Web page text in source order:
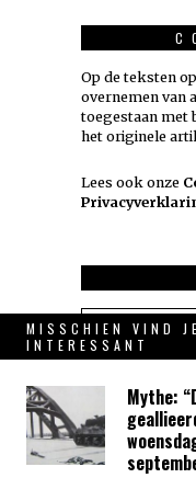
Op de teksten
overnemen van
toegestaan met
het originele
Lees ook onze
MISSCHIEN VIND
INTERESSANT
Mythe: